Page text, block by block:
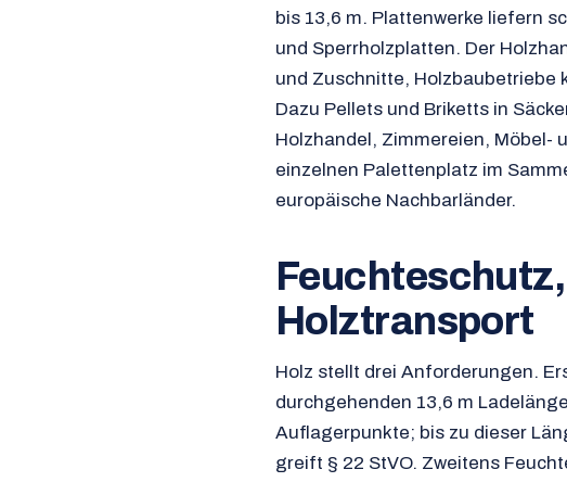
bis 13,6 m. Plattenwerke liefern
und Sperrholzplatten. Der
und Zuschnitte, Holzbaubetriebe
Dazu Pellets und Briketts in
Holzhandel, Zimmereien, Möbel-
einzelnen Palettenplatz im
europäische Nachbarländer.
Holztransport
Holz stellt drei Anforderungen.
durchgehenden 13,6 m
Auflagerpunkte; bis zu dieser
greift § 22 StVO. Zweitens